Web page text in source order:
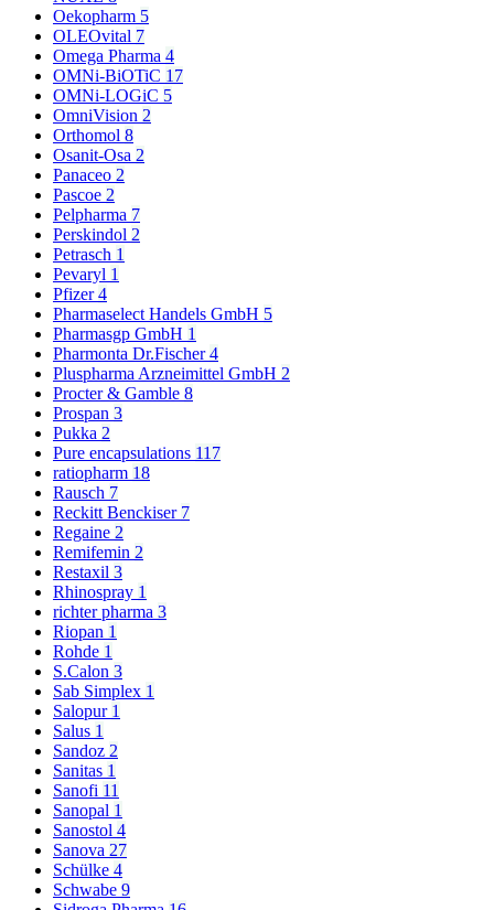
Oekopharm 5
OLEOvital 7
Omega Pharma 4
OMNi-BiOTiC 17
OMNi-LOGiC 5
OmniVision 2
Orthomol 8
Osanit-Osa 2
Panaceo 2
Pascoe 2
Pelpharma 7
Perskindol 2
Petrasch 1
Pevaryl 1
Pfizer4
Pharmaselect Handels GmbH 5
Pharmasgp GmbH 1
Pharmonta Dr.Fischer4
Pluspharma Arzneimittel GmbH 2
Procter & Gamble 8
Prospan 3
Pukka 2
Pure encapsulations 117
ratiopharm 18
Rausch 7
Reckitt Benckiser 7
Regaine 2
Remifemin 2
Restaxil 3
Rhinospray 1
richter pharma 3
Riopan 1
Rohde 1
S.Calon 3
Sab Simplex 1
Salopur 1
Salus 1
Sandoz 2
Sanitas 1
Sanofi 11
Sanopal 1
Sanostol 4
Sanova 27
Schülke 4
Schwabe 9